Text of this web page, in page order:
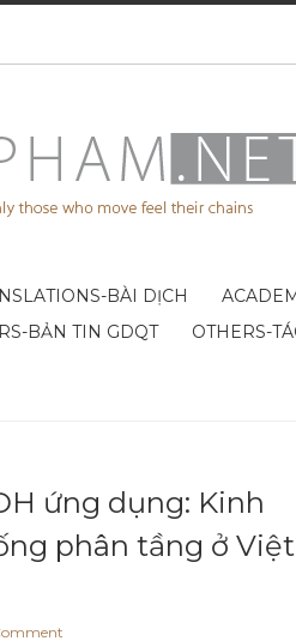
BÀI DỊCH
BẢN TIN GDQT OTHERS-
ứng dụng: Kinh
phân tầng ở Việt